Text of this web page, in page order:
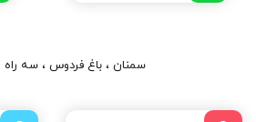
سمنان ، باغ فردوس ، سه